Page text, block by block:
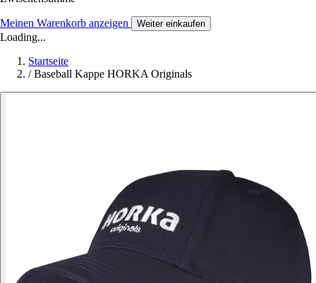
Meinen Warenkorb anzeigen Weiter einkaufen
Loading...
Startseite
/ Baseball Kappe HORKA Originals